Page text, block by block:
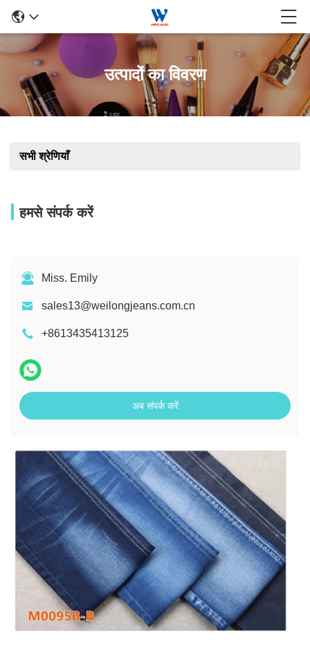
उत्पादों का विवरण
सभी श्रेणियाँ
हमसे संपर्क करें
Miss. Emily
sales13@weilongjeans.com.cn
+8613435413125
अब संपर्क करें